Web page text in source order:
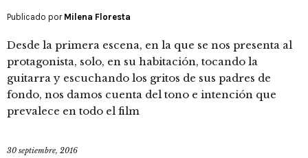
Publicado por Milena Floresta
Desde la primera escena, en la que se nos presenta al
protagonista, solo, en su habitación, tocando la
guitarra y escuchando los gritos de sus padres de
fondo, nos damos cuenta del tono e intención que
prevalece en todo el film
30 septiembre, 2016